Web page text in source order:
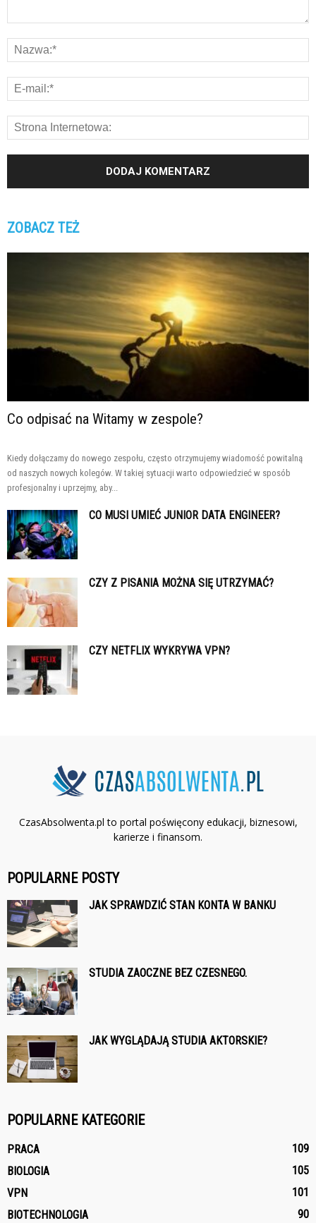
ZOBACZ TEŻ
Co odpisać na Witamy w zespole?
Kiedy dołączamy do nowego zespołu, często otrzymujemy wiadomość powitalną
od naszych nowych kolegów. W takiej sytuacji warto odpowiedzieć w sposób
profesjonalny i uprzejmy, aby...
CO MUSI UMIEĆ JUNIOR DATA ENGINEER?
CZY Z PISANIA MOŻNA SIĘ UTRZYMAĆ?
CZY NETFLIX WYKRYWA VPN?
CzasAbsolwenta.pl to portal poświęcony edukacji, biznesowi,
karierze i finansom.
POPULARNE POSTY
JAK SPRAWDZIĆ STAN KONTA W BANKU
STUDIA ZAOCZNE BEZ CZESNEGO.
JAK WYGLĄDAJĄ STUDIA AKTORSKIE?
POPULARNE KATEGORIE
PRACA
109
BIOLOGIA
105
VPN
101
BIOTECHNOLOGIA
90